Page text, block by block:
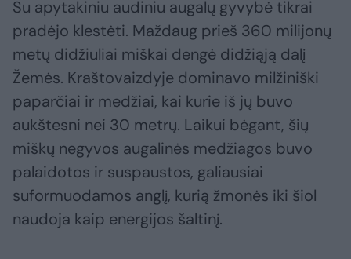
Su apytakiniu audiniu augalų gyvybė tikrai
pradėjo klestėti. Maždaug prieš 360 milijonų
metų didžiuliai miškai dengė didžiąją dalį
Žemės. Kraštovaizdyje dominavo milžiniški
paparčiai ir medžiai, kai kurie iš jų buvo
aukštesni nei 30 metrų. Laikui bėgant, šių
miškų negyvos augalinės medžiagos buvo
palaidotos ir suspaustos, galiausiai
suformuodamos anglį, kurią žmonės iki šiol
naudoja kaip energijos šaltinį.